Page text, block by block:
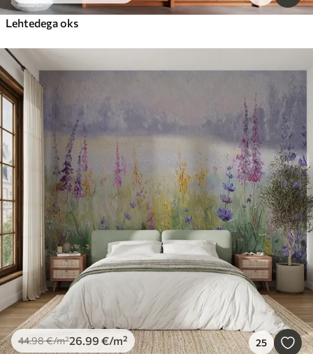
Lehtedega oks
44.98€/m²26.99 €/m² 25